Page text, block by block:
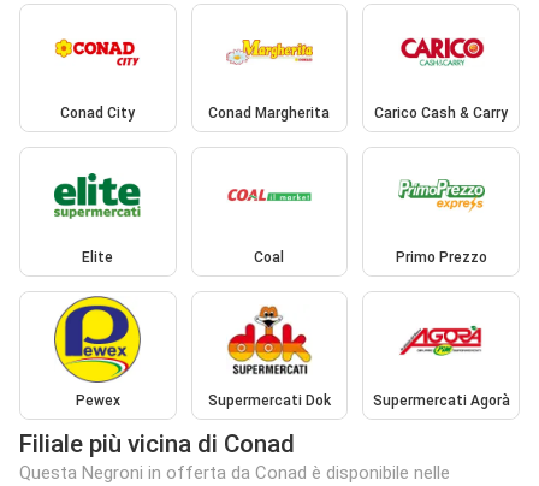
Conad City Conad Margherita Carico Cash & Carry
Elite Coal Primo Prezzo
Pewex Supermercati Dok Supermercati Agorà
Filiale più vicina di Conad
Questa Negroni in offerta da Conad è disponibile nelle